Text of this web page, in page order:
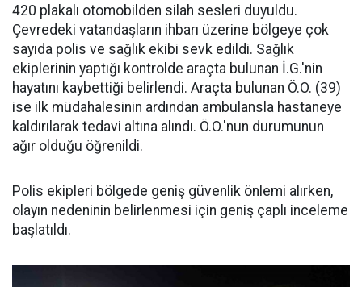
420 plakalı otomobilden silah sesleri duyuldu.
Çevredeki vatandaşların ihbarı üzerine bölgeye çok
sayıda polis ve sağlık ekibi sevk edildi. Sağlık
ekiplerinin yaptığı kontrolde araçta bulunan İ.G.'nin
hayatını kaybettiği belirlendi. Araçta bulunan Ö.O. (39)
ise ilk müdahalesinin ardından ambulansla hastaneye
kaldırılarak tedavi altına alındı. Ö.O.'nun durumunun
ağır olduğu öğrenildi.
Polis ekipleri bölgede geniş güvenlik önlemi alırken,
olayın nedeninin belirlenmesi için geniş çaplı inceleme
başlatıldı.